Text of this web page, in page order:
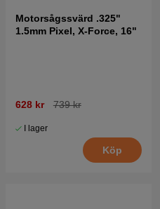
Motorsågssvärd .325"
1.5mm Pixel, X-Force, 16"
628 kr 739 kr
I lager
Köp